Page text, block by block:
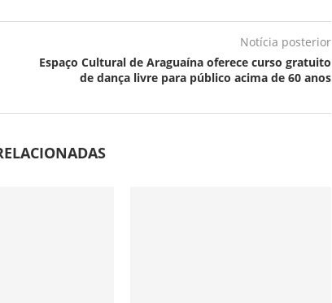
Notícia posterior
Espaço Cultural de Araguaína oferece curso gratuito
de dança livre para público acima de 60 anos